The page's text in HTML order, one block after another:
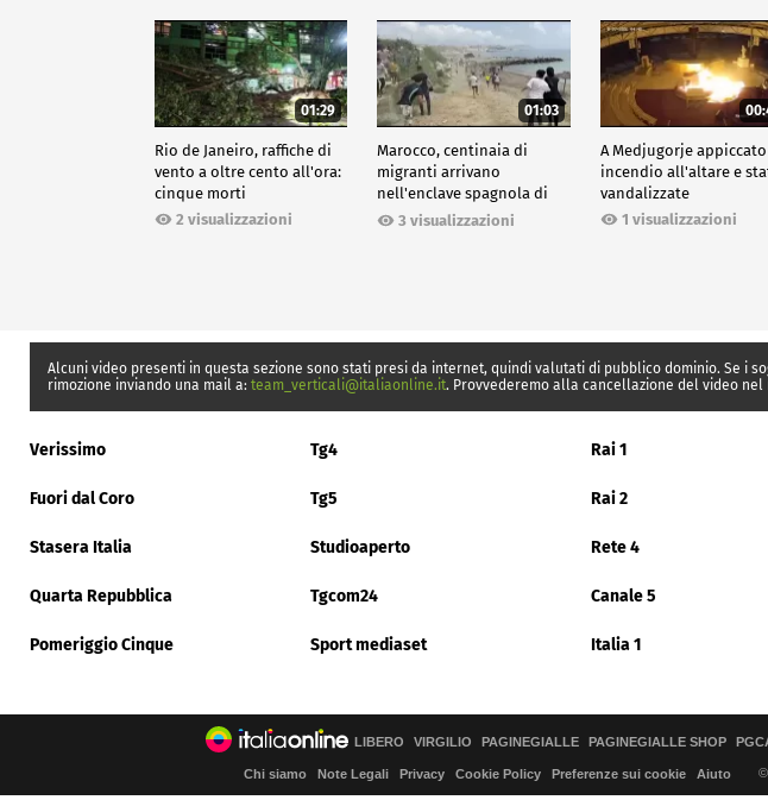
01:29
Rio de Janeiro, raffiche di
vento a oltre cento all'ora:
cinque morti
2 visualizzazioni
01:03
Marocco, centinaia di
migranti arrivano
nell'enclave spagnola di
Ceuta3 visualizzazioni
A Medjugorje appiccato
incendio all'altare e
vandalizzate
1 visualizzazioni
Alcuni video presenti in questa sezione sono stati presi da internet, quindi valutati di pubblico dominio. Se
rimozione inviando una mail a: team_verticali@italiaonline.it. Provvederemo alla cancellazione del video nel
Verissimo Tg4 Rai 1
Fuori dal Coro Tg5 Rai 2
Stasera Italia Studioaperto Rete 4
Quarta Repubblica Tgcom24 Canale 5
Pomeriggio Cinque Sport mediaset Italia 1
LIBERO VIRGILIO PAGINEGIALLE PAGINEGIALLE SHOP
Chi siamo Note Legali Privacy Cookie Policy Preferenze sui cookie Aiuto ©